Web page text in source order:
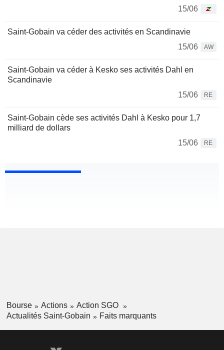
15/06
Saint-Gobain va céder des activités en Scandinavie
15/06
AW
Saint-Gobain va céder à Kesko ses activités Dahl en
Scandinavie
15/06
RE
Saint-Gobain cède ses activités Dahl à Kesko pour 1,7
milliard de dollars
15/06
RE
Bourse Actions
Action SGO
Actualités Saint-Gobain
Faits marquants